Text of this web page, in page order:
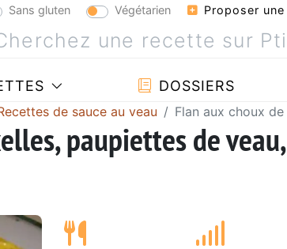
Sans gluten Végétarien Proposer
DOSSIERS
de sauce au veau Flan aux choux
paupiettes de